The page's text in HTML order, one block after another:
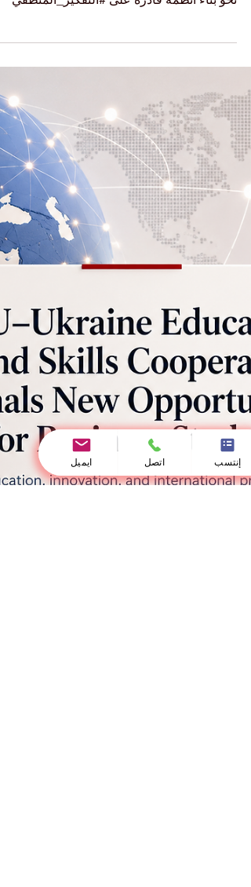
كيف تتعلّم الآلة
التفكير؟ درس للطلاب
من «المستدل الصفري
المطلق» ومستقبل
الذكاء الاصطناعي
يشهد #الذكاء_الاصطناعي مرحلة جديدة لا تقوم
فقط على توقّع الكلمات أو تحليل البيانات، بل
نحو بناء أنظمة قادرة على #التفكير_المنطقي
«#المستدل_الصفري_المطلق»، وهو نموذج
على قدرة النظام الذكي على توليد مهام تعليمية
لنفسه، ثم محاولة حلّها، واختبار صحة الإجابات،
والتعلّم من التغذية الراجعة، مع تقليل الاعتماد
على البيانات البشرية الجاهزة. يهدف هذا المقال
إلى تقديم هذا المفهوم بلغة عربية
ايميل اتصل إنتسب